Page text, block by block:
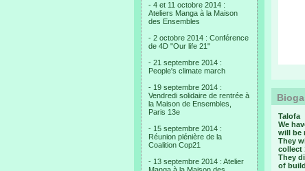
- 4 et 11 octobre 2014 :
Ateliers Manga à la Maison
des Ensembles
- 2 octobre 2014 : Conférence
de 4D "Our life 21"
- 21 septembre 2014 :
People's climate march
- 19 septembre 2014 :
Vendredi solidaire de rentrée à
la Maison de Ensembles,
Paris 13e
- 15 septembre 2014 :
Réunion plénière de la
Coalition Cop21
- 13 septembre 2014 : Atelier
Talofa
We
will be
They
collect
They
of